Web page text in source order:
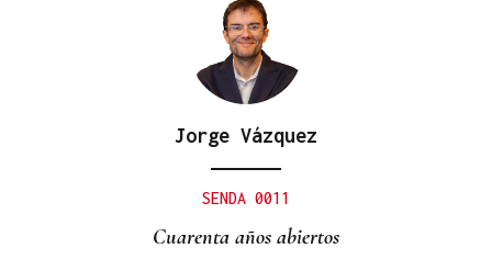
Jorge Vázquez
SENDA 0011
Cuarenta años abiertos